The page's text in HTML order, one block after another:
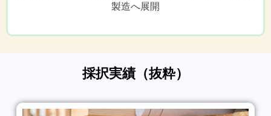
製造へ展開
採択実績（抜粋）